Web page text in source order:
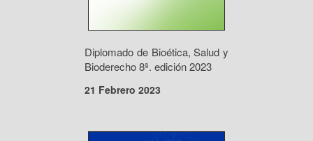
Diplomado de Bioética, Salud y
Bioderecho 8ª. edición 2023
21 Febrero 2023